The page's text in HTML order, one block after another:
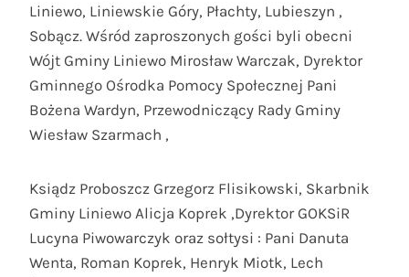
Liniewo, Liniewskie Góry, Płachty, Lubieszyn ,
Sobącz. Wśród zaproszonych gości byli obecni
Wójt Gminy Liniewo Mirosław Warczak, Dyrektor
Gminnego Ośrodka Pomocy Społecznej Pani
Bożena Wardyn, Przewodniczący Rady Gminy
Wiesław Szarmach ,
Ksiądz Proboszcz Grzegorz Flisikowski, Skarbnik
Gminy Liniewo Alicja Koprek ,Dyrektor GOKSiR
Lucyna Piwowarczyk oraz sołtysi : Pani Danuta
Wenta, Roman Koprek, Henryk Miotk, Lech